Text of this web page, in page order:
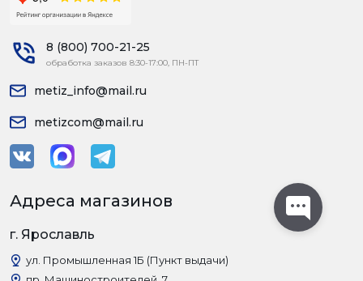
8 (800) 700-21-25
обработка заказов 8:30-17:00, ПН-ПТ
metiz_info@mail.ru
metizcom@mail.ru
Адреса магазинов
г. Ярославль
ул. Промышленная 1Б (Пункт выдачи)